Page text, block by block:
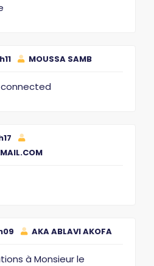
MOUSSA SAMB
AKA ABLAVI AKOFA
à Monsieur le